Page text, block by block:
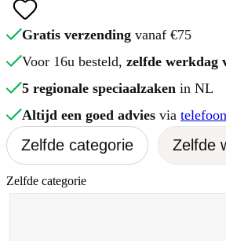
Gratis verzending vanaf €75
Voor 16u besteld, zelfde werkdag
5 regionale speciaalzaken in NL
Altijd een goed advies via telefoon
Zelfde categorie Zelfde
Zelfde categorie